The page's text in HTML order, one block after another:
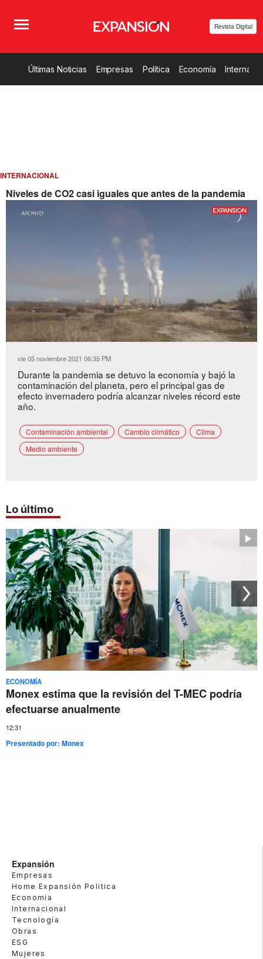
Revista Digital
Últimas Noticias Empresas Política Economía
INTERNACIONAL
Niveles de CO2 casi iguales que antes de la pandemia
Unmute Loaded
54.26%
vie 05 noviembre 2021 06:35 PM
Durante la pandemia se detuvo la economía y bajó la
contaminación del planeta, pero el principal gas de
efecto invernadero podría alcanzar niveles récord este
año.
Contaminación ambiental Cambio climático
Clima
Medio ambiente
Lo último
ECONOMÍA
Monex estima que la revisión del T-MEC podría
efectuarse anualmente
12:31
Presentado por:Monex
Expansión
Empresas
Home Expansión Politica
Economía
Internacional
Tecnología
Obras
ESG
Mujeres